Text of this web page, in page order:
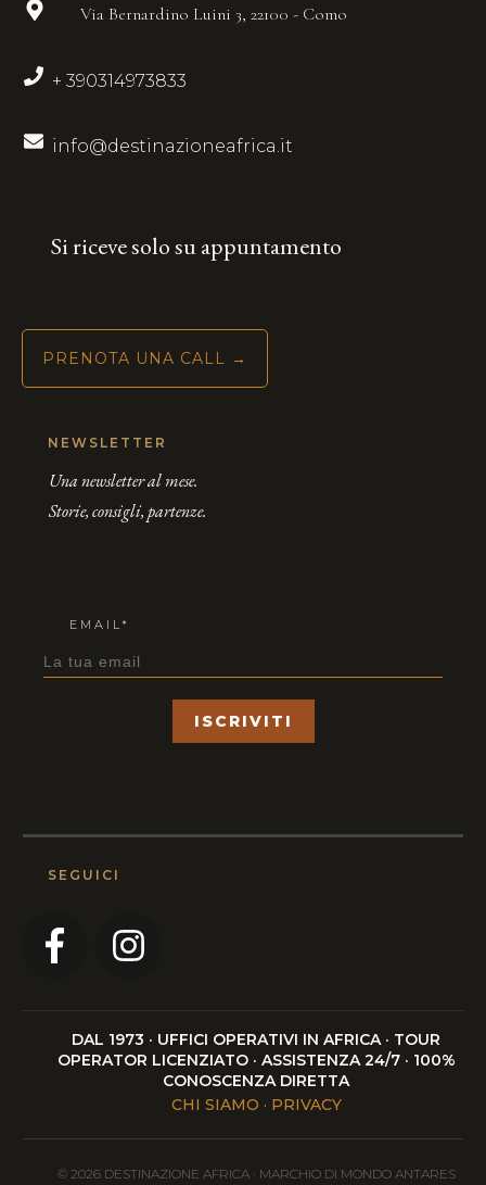
Via Bernardino Luini 3, 22100 - Como
+ 390314973833
info@destinazioneafrica.it
Si riceve solo su appuntamento
PRENOTA UNA CALL →
NEWSLETTER
Una newsletter al mese.
Storie, consigli, partenze.
EMAIL*
ISCRIVITI
SEGUICI
DAL 1973 · UFFICI OPERATIVI IN AFRICA · TOUR
OPERATOR LICENZIATO · ASSISTENZA 24/7 · 100%
CONOSCENZA DIRETTA
CHI SIAMO · PRIVACY
© 2026 DESTINAZIONE AFRICA · MARCHIO DI MONDO ANTARES